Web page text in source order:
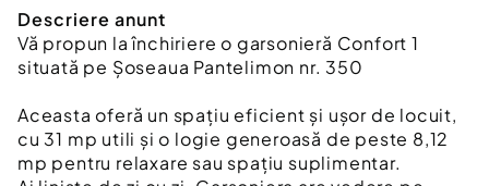
Descriere anunt
Vă propun la închiriere o garsonieră Confort 1
situată pe Șoseaua Pantelimon nr. 350
Aceasta oferă un spațiu eficient și ușor de locuit,
cu 31 mp utili și o logie generoasă de peste 8,12
mp pentru relaxare sau spațiu suplimentar.